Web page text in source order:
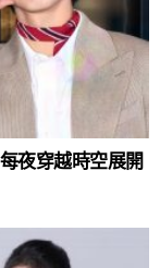
夜穿越時空展開